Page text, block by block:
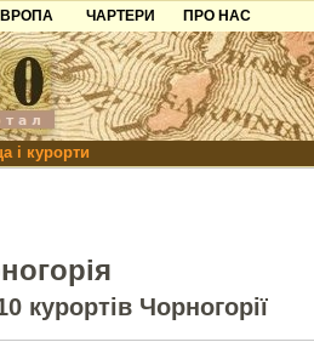
ЧАРТЕРИ
ПРО НАС
Контакти
Партнерам
Додати готель
і курорти
курортів Чорногорії